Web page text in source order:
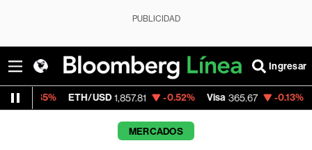
PUBLICIDAD
Ingresar
1,857.81 -0.52% Visa 365.67 -0.13% MercadoLibre
MERCADOS